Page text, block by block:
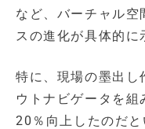
など、バーチャル空
スの進化が具体的に
特に、現場の墨出し
ウトナビゲータを
20％向上したのだと